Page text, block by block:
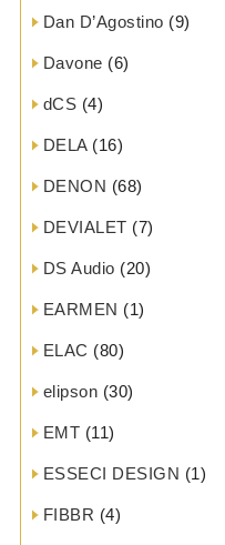
Dan D’Agostino (9)
Davone (6)
dCS (4)
DELA(16)
DENON (68)
DEVIALET (7)
DS Audio (20)
EARMEN (1)
ELAC (80)
elipson (30)
EMT (11)
ESSECI DESIGN (1)
FIBBR (4)